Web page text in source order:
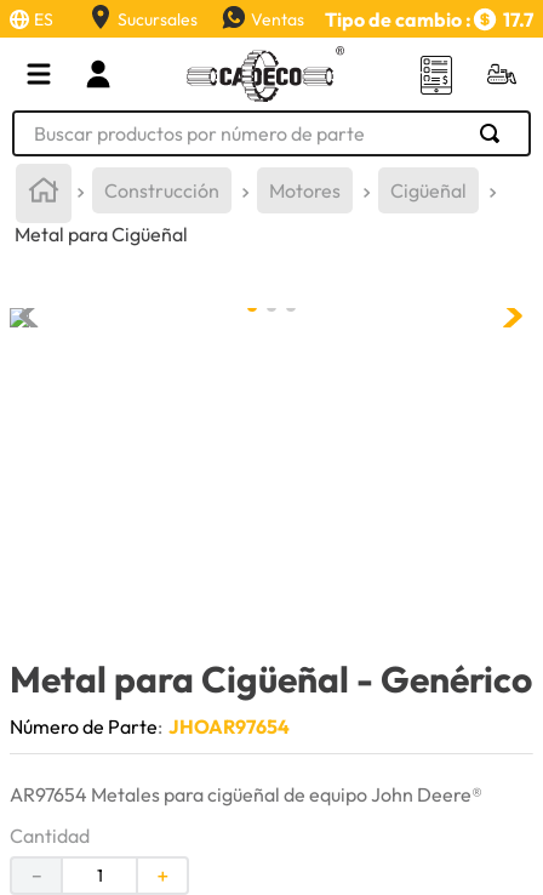
ES Sucursales Ventas Tipo de cambio : 17.7
Buscar productos por número de parte
Construcción Motores
Cigüeñal
Metal para Cigüeñal
Metal para Cigüeñal - Genérico
Número de Parte: JHOAR97654
AR97654 Metales para cigüeñal de equipo John Deere®
Cantidad
＋
－
TÉRMINOS MÁS BUSCADOS